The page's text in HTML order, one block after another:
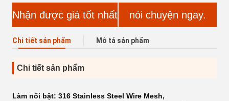
Nhận được giá tốt nhất nói chuyện ngay.
Chi tiết sản phẩm Mô tả sản phẩm
Chi tiết sản phẩm
Làm nổi bật: 316 Stainless Steel Wire Mesh,